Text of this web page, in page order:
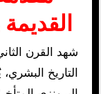
القديمة
شهد القرن الثاني عشر قبل الميلاد حدثاً مفصلياً في
التاريخ